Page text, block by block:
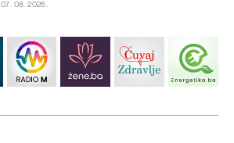
07. 08. 2026.